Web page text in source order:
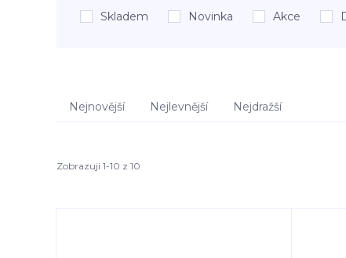
Skladem Novinka Akce
Nejnovější Nejlevnější Nejdražší
Zobrazuji 1-10 z 10